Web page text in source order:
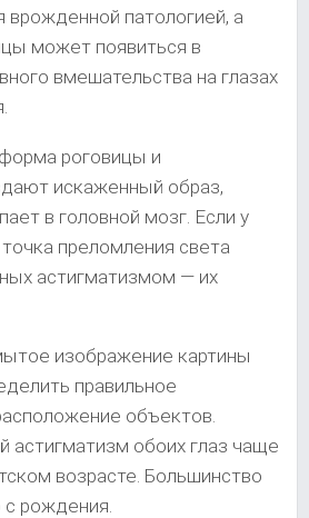
врожденной патологией, а
может появиться в
вмешательства на глазах
роговицы и
искаженный образ,
в головной мозг. Если у
преломления света
астигматизмом — их
изображение картины
правильное
объектов.
астигматизм обоих глаз чаще
возрасте. Большинство
рождения.